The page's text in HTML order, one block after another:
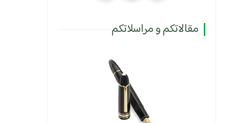
مقالاتكم و مراسلاتكم